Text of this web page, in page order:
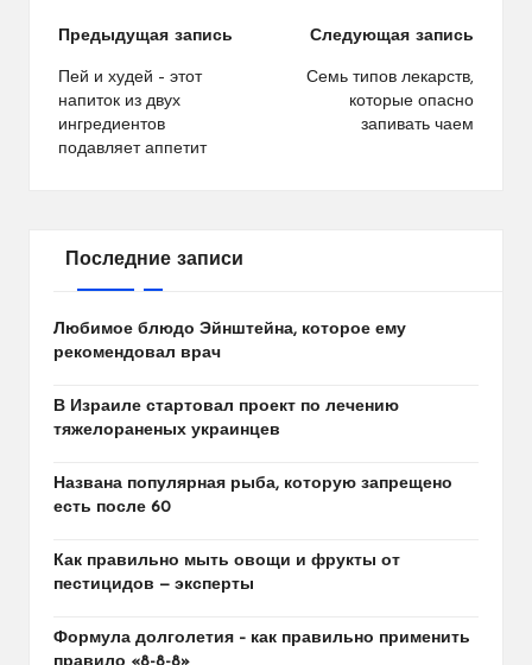
Навигация
по
записям
Предыдущая запись
Пей и худей – этот
напиток из двух
ингредиентов
подавляет аппетит
Следующая запись
Семь типов лекарств,
которые опасно
запивать чаем
Последние записи
Любимое блюдо Эйнштейна, которое ему
рекомендовал врач
В Израиле стартовал проект по лечению
тяжелораненых украинцев
Названа популярная рыба, которую запрещено
есть после 60
Как правильно мыть овощи и фрукты от
пестицидов — эксперты
Формула долголетия – как правильно применить